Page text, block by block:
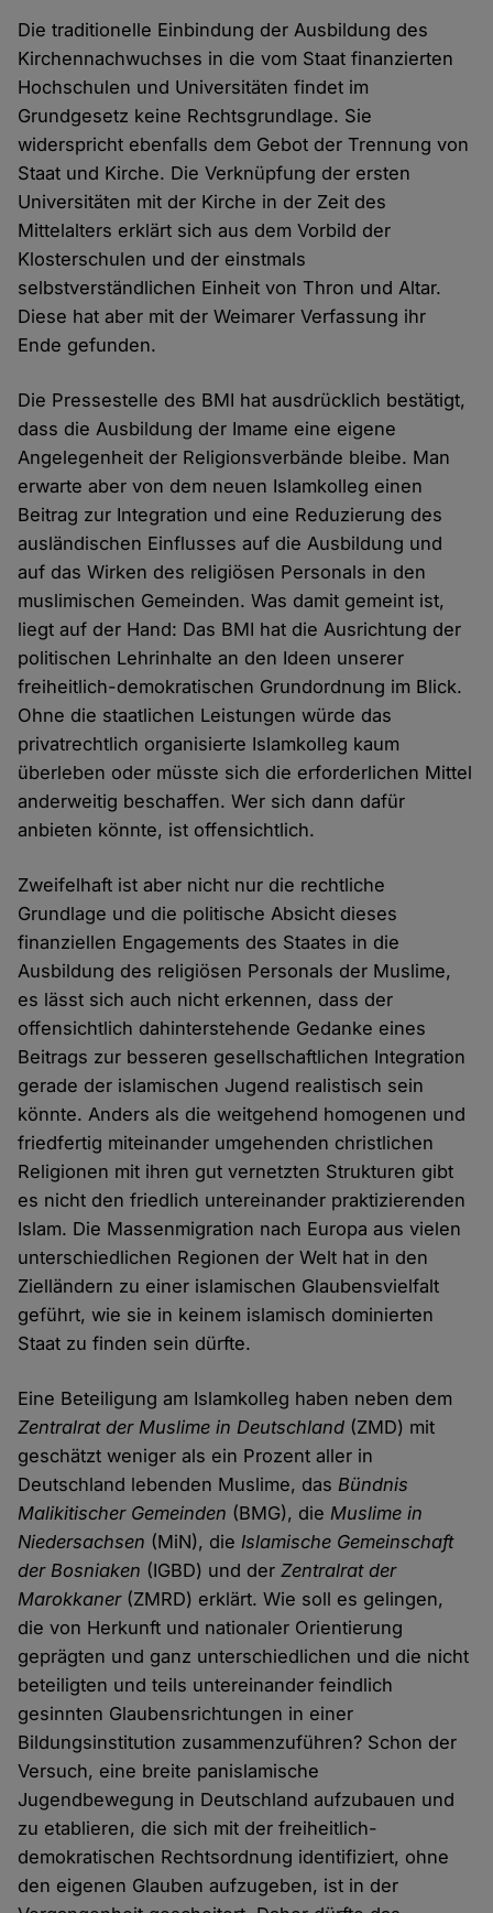
Die traditionelle Einbindung der Ausbildung des
Kirchennachwuchses in die vom Staat finanzierten
Hochschulen und Universitäten findet im
Grundgesetz keine Rechtsgrundlage. Sie
widerspricht ebenfalls dem Gebot der Trennung von
Staat und Kirche. Die Verknüpfung der ersten
Universitäten mit der Kirche in der Zeit des
Mittelalters erklärt sich aus dem Vorbild der
Klosterschulen und der einstmals
selbstverständlichen Einheit von Thron und Altar.
Diese hat aber mit der Weimarer Verfassung ihr
Ende gefunden.
Die Pressestelle des BMI hat ausdrücklich bestätigt,
dass die Ausbildung der Imame eine eigene
Angelegenheit der Religionsverbände bleibe. Man
erwarte aber von dem neuen Islamkolleg einen
Beitrag zur Integration und eine Reduzierung des
ausländischen Einflusses auf die Ausbildung und
auf das Wirken des religiösen Personals in den
muslimischen Gemeinden. Was damit gemeint ist,
liegt auf der Hand: Das BMI hat die Ausrichtung der
politischen Lehrinhalte an den Ideen unserer
freiheitlich-demokratischen Grundordnung im Blick.
Ohne die staatlichen Leistungen würde das
privatrechtlich organisierte Islamkolleg kaum
überleben oder müsste sich die erforderlichen Mittel
anderweitig beschaffen. Wer sich dann dafür
anbieten könnte, ist offensichtlich.
Zweifelhaft ist aber nicht nur die rechtliche
Grundlage und die politische Absicht dieses
finanziellen Engagements des Staates in die
Ausbildung des religiösen Personals der Muslime,
es lässt sich auch nicht erkennen, dass der
offensichtlich dahinterstehende Gedanke eines
Beitrags zur besseren gesellschaftlichen Integration
gerade der islamischen Jugend realistisch sein
könnte. Anders als die weitgehend homogenen und
friedfertig miteinander umgehenden christlichen
Religionen mit ihren gut vernetzten Strukturen gibt
es nicht den friedlich untereinander praktizierenden
Islam. Die Massenmigration nach Europa aus vielen
unterschiedlichen Regionen der Welt hat in den
Zielländern zu einer islamischen Glaubensvielfalt
geführt, wie sie in keinem islamisch dominierten
Staat zu finden sein dürfte.
Eine Beteiligung am Islamkolleg haben neben dem
Zentralrat der Muslime in Deutschland (ZMD) mit
geschätzt weniger als ein Prozent aller in
Deutschland lebenden Muslime, dasBündnis
Malikitischer Gemeinden (BMG), dieMuslime in
Niedersachsen (MiN), dieIslamische Gemeinschaft
der Bosniaken (IGBD) und derZentralrat der
Marokkaner (ZMRD) erklärt. Wie soll es gelingen,
die von Herkunft und nationaler Orientierung
geprägten und ganz unterschiedlichen und die nicht
beteiligten und teils untereinander feindlich
gesinnten Glaubensrichtungen in einer
Bildungsinstitution zusammenzuführen? Schon der
Versuch, eine breite panislamische
Jugendbewegung in Deutschland aufzubauen und
zu etablieren, die sich mit der freiheitlich-
demokratischen Rechtsordnung identifiziert, ohne
den eigenen Glauben aufzugeben, ist in der